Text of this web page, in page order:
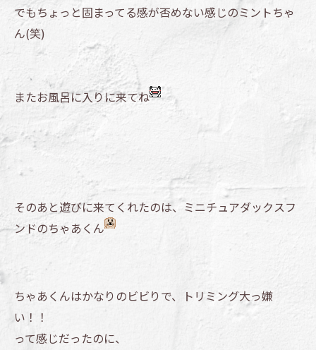
でもちょっと固まってる感が否めない感じのミントちゃ
ん(笑)
またお風呂に入りに来てね
そのあと遊びに来てくれたのは、ミニチュアダックスフ
ンドのちゃあくん
ちゃあくんはかなりのビビりで、トリミング大っ嫌
い！！
って感じだったのに、